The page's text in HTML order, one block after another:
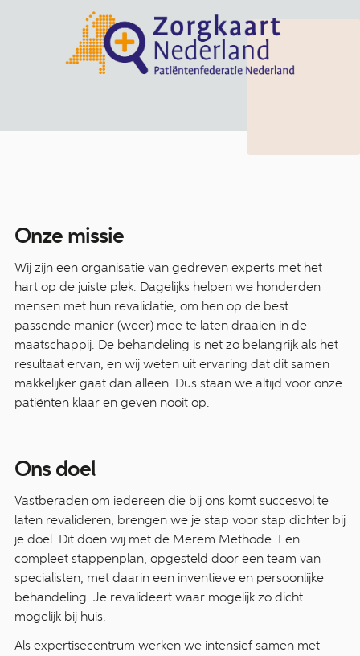
Onze missie
Wij zijn een organisatie van gedreven experts met het
hart op de juiste plek. Dagelijks helpen we honderden
mensen met hun revalidatie, om hen op de best
passende manier (weer) mee te laten draaien in de
maatschappij. De behandeling is net zo belangrijk als het
resultaat ervan, en wij weten uit ervaring dat dit samen
makkelijker gaat dan alleen. Dus staan we altijd voor onze
patiënten klaar en geven nooit op.
Ons doel
Vastberaden om iedereen die bij ons komt succesvol te
laten revalideren, brengen we je stap voor stap dichter bij
je doel. Dit doen wij met de Merem Methode. Een
compleet stappenplan, opgesteld door een team van
specialisten, met daarin een inventieve en persoonlijke
behandeling. Je revalideert waar mogelijk zo dicht
mogelijk bij huis.
Als expertisecentrum werken we intensief samen met